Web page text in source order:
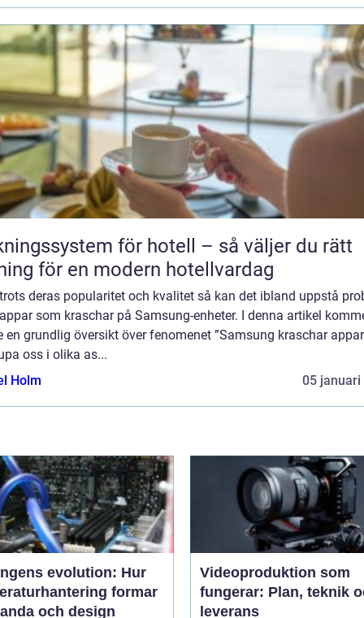
för hotell – så väljer du rätt
för en modern hotellvardag
deras popularitet och kvalitet så kan det ibland uppstå
som kraschar på Samsung-enheter. I denna artikel
en grundlig översikt över fenomenet ”Samsung kraschar
oss i olika as...
Holm
05 januari
evolution: Hur
formar
och design
Videoproduktion som
fungerar: Plan, teknik
leverans